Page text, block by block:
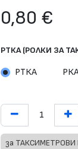
0,80 €
РТКА (РОЛКИ ЗА
РТКА
за